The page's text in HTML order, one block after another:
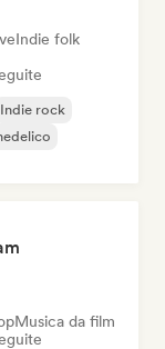
Indie folk
Indie rock
Musica da film